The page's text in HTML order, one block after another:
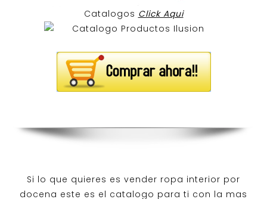
Catalogos Click Aqui
Si lo que quieres es vender ropa interior por
docena este es el catalogo para ti con la mas